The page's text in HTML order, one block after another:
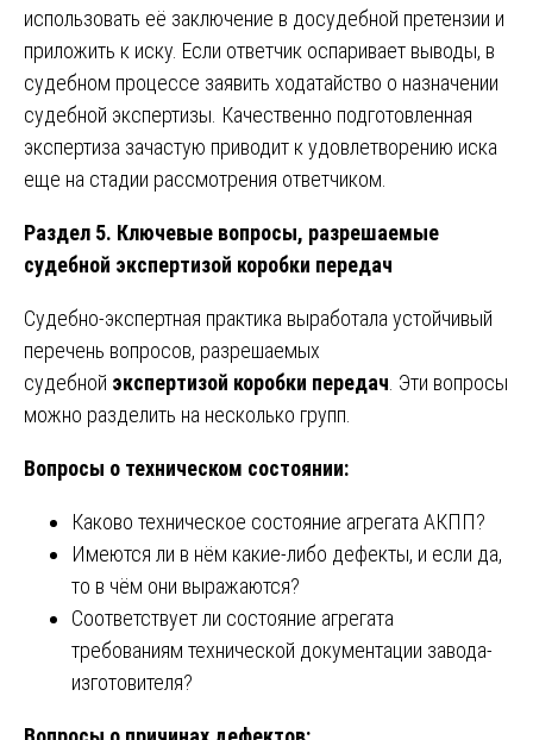
использовать её заключение в досудебной претензии и
приложить к иску. Если ответчик оспаривает выводы, в
судебном процессе заявить ходатайство о назначении
судебной экспертизы. Качественно подготовленная
экспертиза зачастую приводит к удовлетворению иска
еще на стадии рассмотрения ответчиком.
Раздел 5. Ключевые вопросы, разрешаемые
судебной экспертизой коробки передач
Судебно-экспертная практика выработала устойчивый
перечень вопросов, разрешаемых
судебной экспертизой коробки передач . Эти вопросы
можно разделить на несколько групп.
Вопросы о техническом состоянии:
Каково техническое состояние агрегата АКПП?
Имеются ли в нём какие-либо дефекты, и если да,
то в чём они выражаются?
Соответствует ли состояние агрегата
требованиям технической документации завода-
изготовителя?